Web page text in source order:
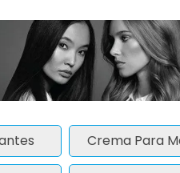
Crema Para